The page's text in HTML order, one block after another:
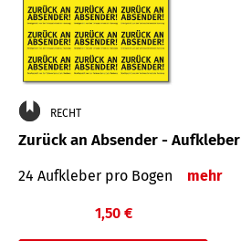
RECHT
Zurück an Absender - Aufkleber
24 Aufkleber pro Bogen mehr
1,50 €